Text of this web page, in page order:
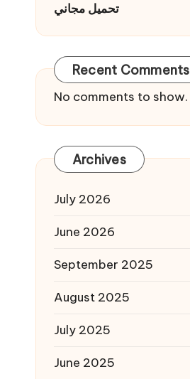
تحميل مجاني
Recent Comments
No comments to show.
Archives
July 2026
June 2026
September 2025
August 2025
July 2025
June 2025